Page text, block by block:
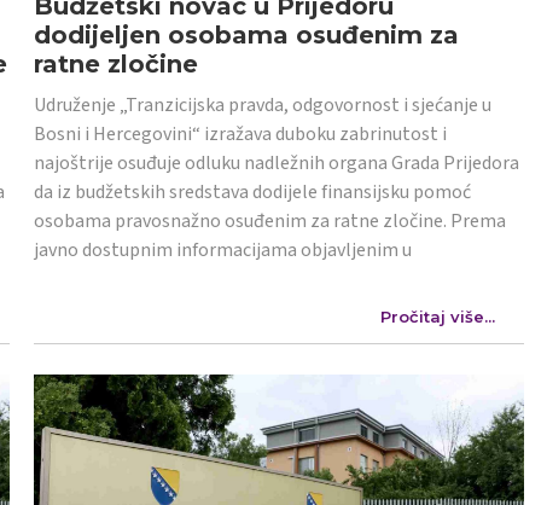
dodijeljen osobama osuđenim za
ratne zločine
Udruženje „Tranzicijska pravda, odgovornost i sjećanje u
Bosni i Hercegovini“ izražava duboku zabrinutost i
najoštrije osuđuje odluku nadležnih organa Grada Prijedora
da iz budžetskih sredstava dodijele finansijsku pomoć
osobama pravosnažno osuđenim za ratne zločine. Prema
javno dostupnim informacijama objavljenim u
Pročitaj više...